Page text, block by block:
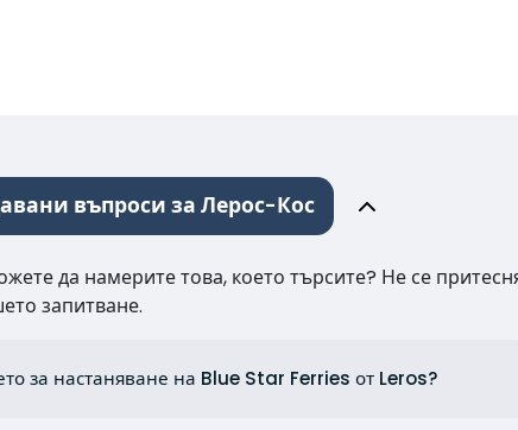
въпроси за Лерос-Кос
да намерите това, което търсите? Не се
запитване.
за настаняване на Blue Star Ferries от Leros?